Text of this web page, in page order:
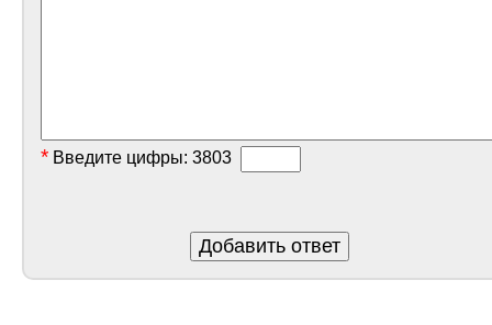
* Введите цифры: 3803